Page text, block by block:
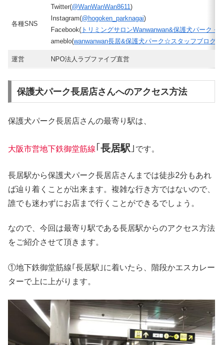
各種SNS
Twitter(@WanWanWan8611)
Instagram(@hogoken_parknagai)
Facebook( トリミングサロンWanwanwan&保護犬パーク 長
ameblo(wanwanwan長居&保護犬パーク☆スタッフブログ
運営 NPO法人ラブファイブ直営
保護犬パーク長居店さんへのアクセス方法
保護犬パーク長居店さんの最寄り駅は、
大阪市営地下鉄御堂筋線 ｢ 長居駅 ｣ です。
長居駅から保護犬パーク長居店さんまでは徒歩2分もあれ
ば辿り着くことが出来ます。複雑な行き方ではないので、
誰でも迷わずにお店まで行くことができるでしょう。
なので、今回は最寄り駅である長居駅からのアクセス方法
をご紹介させて頂きます。
①地下鉄御堂筋線｢長居駅｣に着いたら、階段かエスカレー
ターで上に上がります。